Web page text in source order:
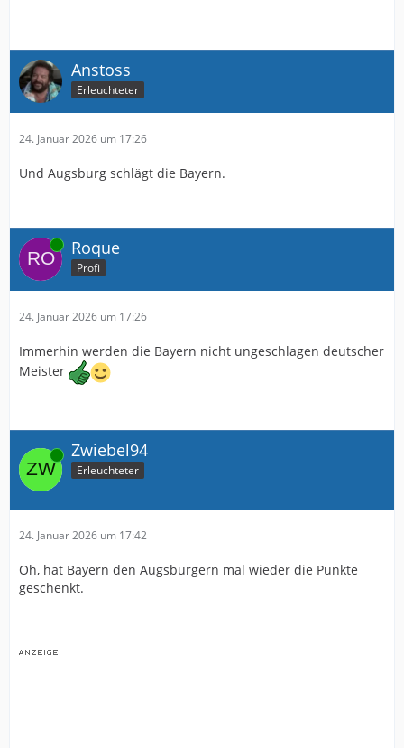
Anstoss
Erleuchteter
24. Januar 2026 um 17:26
Und Augsburg schlägt die Bayern.
Online Roque
Profi
24. Januar 2026 um 17:26
Immerhin werden die Bayern nicht ungeschlagen deutscher
Meister
Online Zwiebel94
Erleuchteter
24. Januar 2026 um 17:42
Oh, hat Bayern den Augsburgern mal wieder die Punkte
geschenkt.